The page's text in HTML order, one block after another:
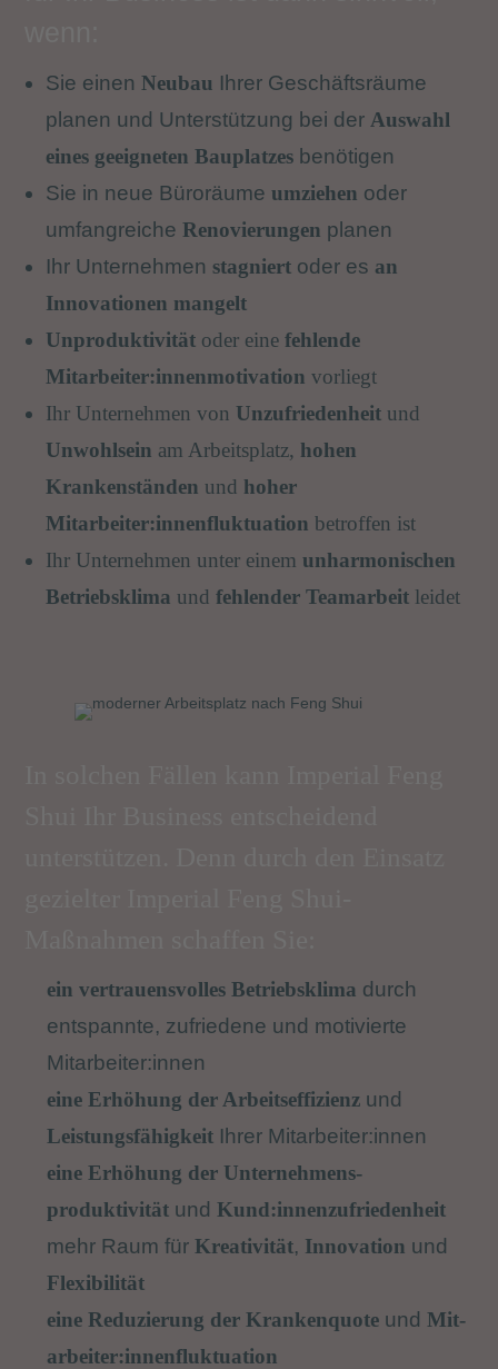
Sie einenNeubau Ihrer Geschäftsräume
planen und Unterstützung bei der Auswahl
eines geeigneten Bauplatzes benötigen
Sie in neue Büroräumeumziehen oder
umfangreicheRenovierungen planen
Ihr Unternehmen stagniert oder es an
Innovationen mangelt
Unproduktivität oder eine fehlende
Mitarbeiter:innenmotivationvorliegt
Ihr Unternehmen von Unzufriedenheit und
Unwohlsein am Arbeitsplatz, hohen
Krankenständen und hoher
Mitarbeiter:innenfluktuation betroffen ist
Ihr Unternehmen unter einemunharmonischen
Betriebsklima und fehlender Teamarbeit leidet
ein vertrauensvolles Betriebsklima durch
entspannte, zufriedene und motivierte
Mitarbeiter:innen
eine Erhöhung der Arbeitseffizienz und
LeistungsfähigkeitIhrer Mitarbeiter:innen
eine Erhöhung der Unternehmens­
produktivitätund Kund:innen­zufriedenheit
mehr Raum für Kreativität, Innovation und
Flexibilität
eine Reduzierung der Krankenquoteund Mit­
arbeiter:innen­fluktuation